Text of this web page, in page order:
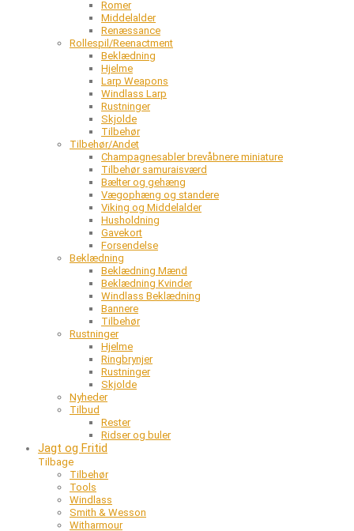
Romer
Middelalder
Renæssance
Rollespil/Reenactment
Beklædning
Hjelme
Larp Weapons
Windlass Larp
Rustninger
Skjolde
Tilbehør
Tilbehør/Andet
Champagnesabler brevåbnere miniature
Tilbehør samuraisværd
Bælter og gehæng
Vægophæng og standere
Viking og Middelalder
Husholdning
Gavekort
Forsendelse
Beklædning
Beklædning Mænd
Beklædning Kvinder
Windlass Beklædning
Bannere
Tilbehør
Rustninger
Hjelme
Ringbrynjer
Rustninger
Skjolde
Nyheder
Tilbud
Rester
Ridser og buler
Jagt og Fritid
Tilbage
Tilbehør
Tools
Windlass
Smith & Wesson
Witharmour